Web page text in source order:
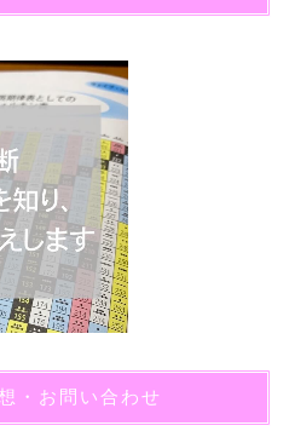
・お問い合わせ